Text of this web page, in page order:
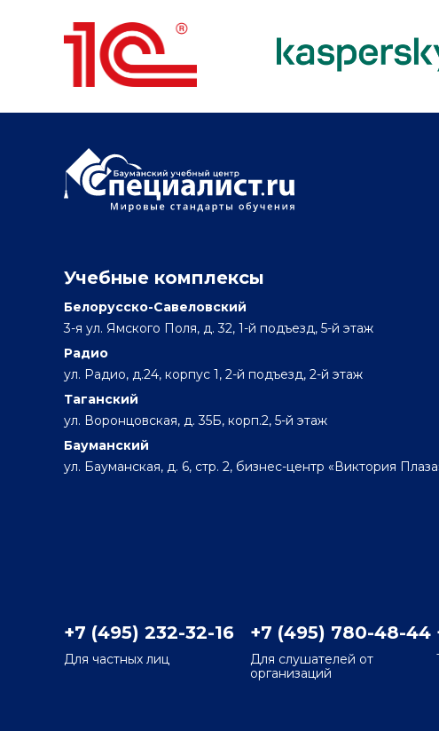
Учебные комплексы
Белорусско-Савеловский
3-я ул. Ямского Поля, д. 32, 1-й подъезд, 5-й этаж
Радио
ул. Радио, д.24, корпус 1, 2-й подъезд, 2-й этаж
Таганский
ул. Воронцовская, д. 35Б, корп.2, 5-й этаж
Бауманский
ул. Бауманская, д. 6, стр. 2, бизнес-центр «Виктория
+7 (495) 232-32-16
Для частных лиц
+7 (495) 780-48-44
Для слушателей от
организаций